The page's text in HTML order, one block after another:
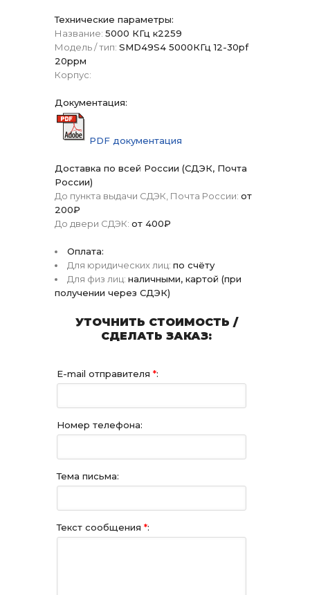
Технические параметры:
Название: 5000 КГц к2259
Модель / тип: SMD49S4 5000КГц 12-30pf
20ррм
Корпус:
Документация:
PDF документация
Доставка по всей России (СДЭК, Почта
России)
До пункта выдачи СДЭК, Почта России: от
200₽
До двери СДЭК: от 400₽
Оплата:
Для юридических лиц: по счёту
Для физ лиц: наличными, картой (при
получении через СДЭК)
УТОЧНИТЬ СТОИМОСТЬ /
СДЕЛАТЬ ЗАКАЗ:
E-mail отправителя *:
Номер телефона:
Тема письма:
Текст сообщения *: